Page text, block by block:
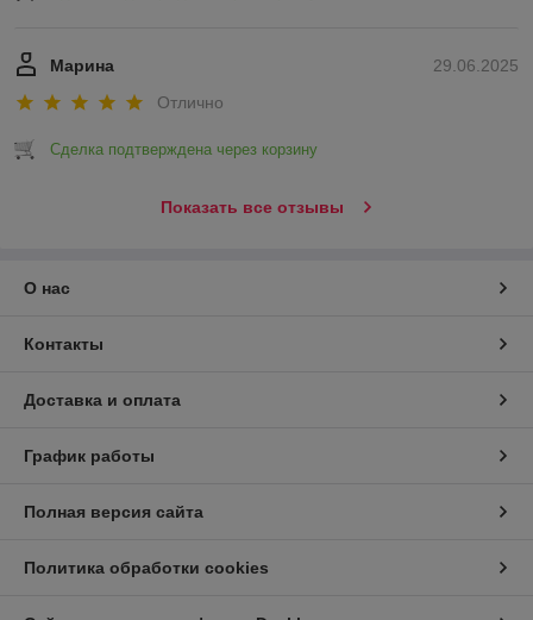
29.06.2025
Марина
Отлично
Сделка подтверждена через корзину
Показать все отзывы
О нас
Контакты
Доставка и оплата
График работы
Полная версия сайта
Политика обработки cookies